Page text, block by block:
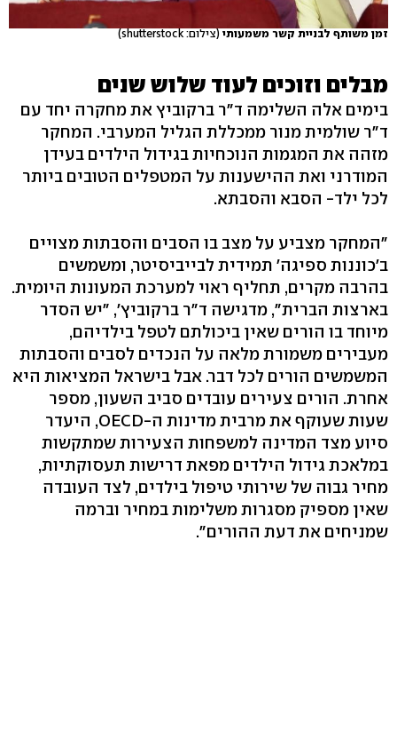
זמן משותף לבניית קשר משמעותי (צילום: shutterstock)
מבלים וזוכים לעוד שלוש שנים
בימים אלה השלימה ד"ר ברקוביץ את מחקרה יחד עם
ד"ר שולמית מנור ממכללת הגליל המערבי. המחקר
מזהה את המגמות הנוכחיות בגידול הילדים בעידן
המודרני ואת ההישענות על המטפלים הטובים ביותר
לכל ילד- הסבא והסבתא.
"המחקר מצביע על מצב בו הסבים והסבתות מצויים
ב'כוננות ספיגה' תמידית לבייביסיטר, ומשמשים
בהרבה מקרים, תחליף ראוי למערכת המעונות היומית.
בארצות הברית", מדגישה ד"ר ברקוביץ', "יש הסדר
מיוחד בו הורים שאין ביכולתם לטפל בילדיהם,
מעבירים משמורת מלאה על הנכדים לסבים והסבתות
המשמשים הורים לכל דבר. אבל בישראל המציאות היא
אחרת. הורים צעירים עובדים סביב השעון, מספר
שעות שעוקף את מרבית מדינות ה-OECD, היעדר
סיוע מצד המדינה למשפחות הצעירות שמתקשות
במלאכת גידול הילדים מפאת דרישות תעסוקתיות,
מחיר גבוה של שירותי טיפול בילדים, לצד העובדה
שאין מספיק מסגרות משלימות במחיר וברמה
שמניחים את דעת ההורים".